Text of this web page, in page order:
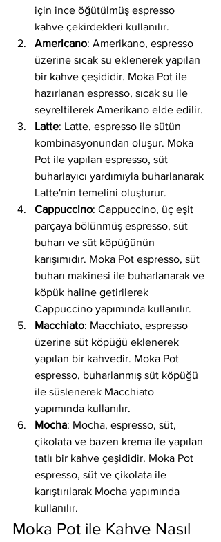
için ince öğütülmüş espresso
kahve çekirdekleri kullanılır.
Americano: Amerikano, espresso
üzerine sıcak su eklenerek yapılan
bir kahve çeşididir. Moka Pot ile
hazırlanan espresso, sıcak su ile
seyreltilerek Amerikano elde edilir.
Latte: Latte, espresso ile sütün
kombinasyonundan oluşur. Moka
Pot ile yapılan espresso, süt
buharlayıcı yardımıyla buharlanarak
Latte'nin temelini oluşturur.
Cappuccino: Cappuccino, üç eşit
parçaya bölünmüş espresso, süt
buharı ve süt köpüğünün
karışımıdır. Moka Pot espresso, süt
buharı makinesi ile buharlanarak ve
köpük haline getirilerek
Cappuccino yapımında kullanılır.
Macchiato: Macchiato, espresso
üzerine süt köpüğü eklenerek
yapılan bir kahvedir. Moka Pot
espresso, buharlanmış süt köpüğü
ile süslenerek Macchiato
yapımında kullanılır.
Mocha: Mocha, espresso, süt,
çikolata ve bazen krema ile yapılan
tatlı bir kahve çeşididir. Moka Pot
espresso, süt ve çikolata ile
karıştırılarak Mocha yapımında
kullanılır.
Moka Pot ile Kahve Nasıl